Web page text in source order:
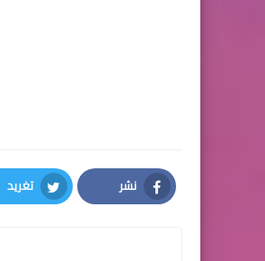
نشر
Facebook
تغريد
Twitter